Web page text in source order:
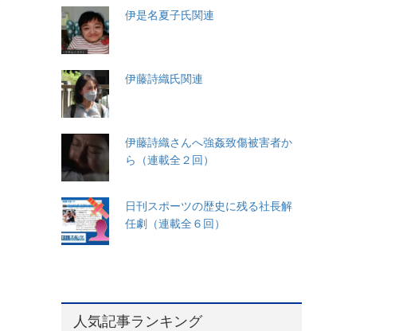
伊是名夏子氏関連
伊藤詩織氏関連
伊藤詩織さんへ強姦致傷被害者か
ら（連載全２回）
日刊スポーツの歴史に残る社長解
任劇（連載全６回）
人気記事ランキング